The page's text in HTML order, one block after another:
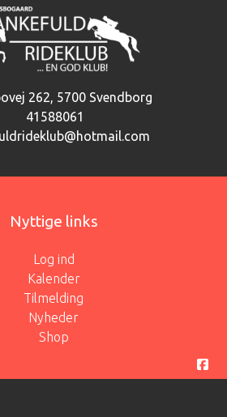
262 5700 Svendborg
41588061
Nyttige links
Log ind
Kalender
Tilmelding
Nyheder
Shop